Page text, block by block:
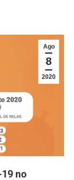
Ago
8
2020
no